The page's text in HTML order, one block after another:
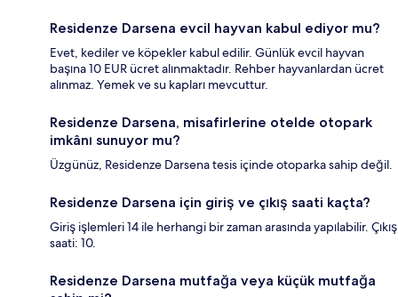
Residenze Darsena evcil hayvan kabul ediyor mu?
Evet, kediler ve köpekler kabul edilir. Günlük evcil hayvan
başına 10 EUR ücret alınmaktadır. Rehber hayvanlardan ücret
alınmaz. Yemek ve su kapları mevcuttur.
Residenze Darsena, misafirlerine otelde otopark
imkânı sunuyor mu?
Üzgünüz, Residenze Darsena tesis içinde otoparka sahip değil.
Residenze Darsena için giriş ve çıkış saati kaçta?
Giriş işlemleri 14 ile herhangi bir zaman arasında yapılabilir. Çıkış
saati: 10.
Residenze Darsena mutfağa veya küçük mutfağa